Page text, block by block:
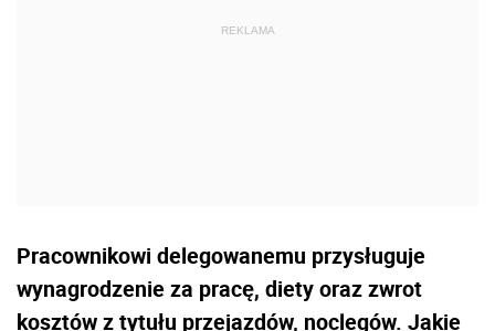
Pracownikowi delegowanemu przysługuje
wynagrodzenie za pracę, diety oraz zwrot
kosztów z tytułu przejazdów, noclegów. Jakie